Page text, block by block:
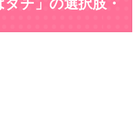
ダチ」の選択肢・